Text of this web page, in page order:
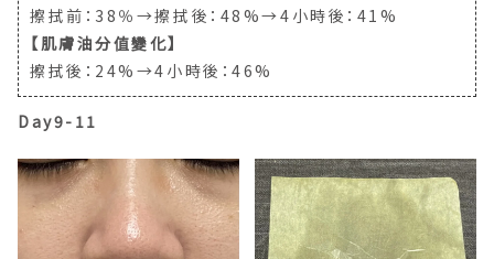
擦拭後：24%→4小時後：46%
Day9-11